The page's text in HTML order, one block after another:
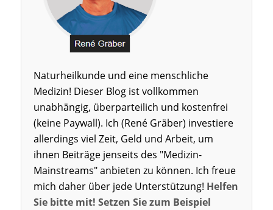
Naturheilkunde und eine menschliche
Medizin! Dieser Blog ist vollkommen
unabhängig, überparteilich und kostenfrei
(keine Paywall). Ich (René Gräber) investiere
allerdings viel Zeit, Geld und Arbeit, um
ihnen Beiträge jenseits des "Medizin-
Mainstreams" anbieten zu können. Ich freue
mich daher über jede Unterstützung! Helfen
Sie bitte mit! Setzen Sie zum Beispiel